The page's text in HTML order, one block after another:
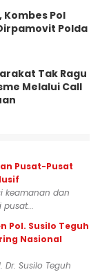
Pol
Polda
Tak Ragu
Melalui Call
Pusat-Pusat
keamanan dan
Pol. Susilo Teguh
Nasional
Dr. Susilo Teguh